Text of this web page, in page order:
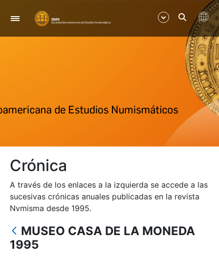
Navegación
Mostrar/Ocultar
Mostrar/Ocultar
Mostrar/Ocultar
Crónica
A través de los enlaces a la izquierda se accede a las
sucesivas crónicas anuales publicadas en la revista
Nvmisma desde 1995.
MUSEO CASA DE LA MONEDA
1995